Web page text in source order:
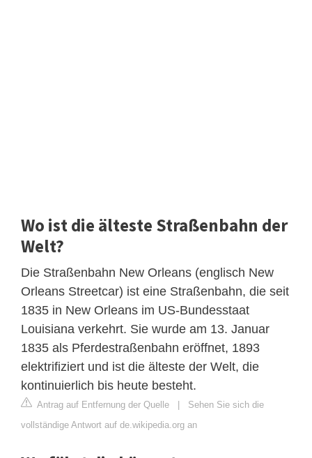
Wo ist die älteste Straßenbahn der
Welt?
Die Straßenbahn New Orleans (englisch New
Orleans Streetcar) ist eine Straßenbahn, die seit
1835 in New Orleans im US-Bundesstaat
Louisiana verkehrt. Sie wurde am 13. Januar
1835 als Pferdestraßenbahn eröffnet, 1893
elektrifiziert und ist die älteste der Welt, die
kontinuierlich bis heute besteht.
Antrag auf Entfernung der Quelle | Sehen Sie sich die
vollständige Antwort auf de.wikipedia.org an